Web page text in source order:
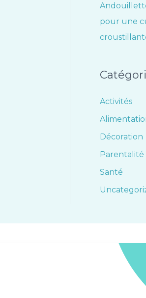
pour une
Activités
Décoration
Parentalité
Santé